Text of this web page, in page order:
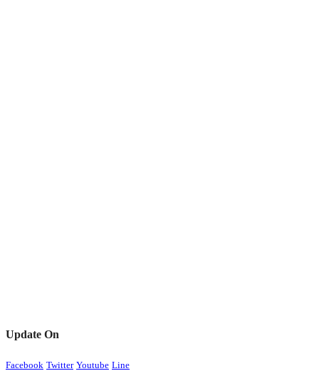
Update On
Facebook Twitter Youtube Line